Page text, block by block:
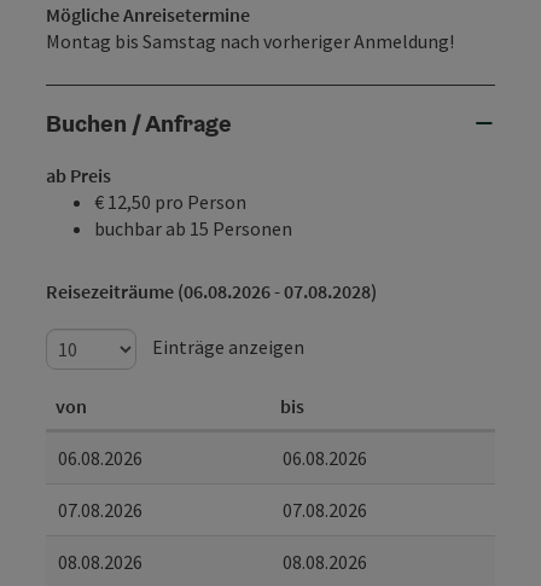
Mögliche Anreisetermine
Montag bis Samstag nach vorheriger Anmeldung!
Buchen / Anfrage
ab Preis
€ 12,50 pro Person
buchbar ab 15 Personen
Reisezeiträume (06.08.2026 - 07.08.2028)
Einträge anzeigen
von bis
06.08.2026 06.08.2026
07.08.2026 07.08.2026
08.08.2026 08.08.2026